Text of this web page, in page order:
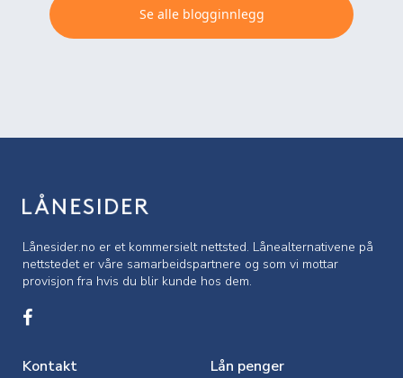
Se alle blogginnlegg
Lånesider.no er et kommersielt nettsted. Lånealternativene på
nettstedet er våre samarbeidspartnere og som vi mottar
provisjon fra hvis du blir kunde hos dem.
Kontakt Lån penger